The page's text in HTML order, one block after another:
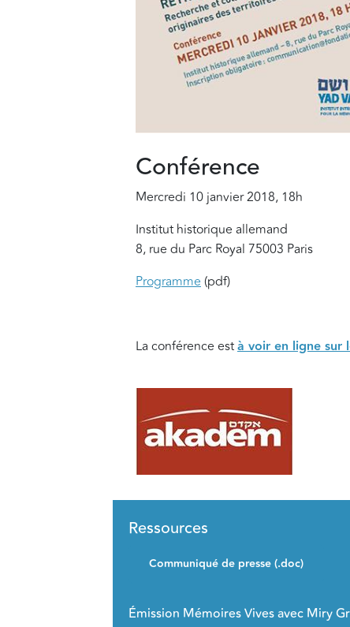
Conférence
Mercredi 10 janvier 2018, 18h
Institut historique allemand
8, rue du Parc Royal 75003 Paris
Programme(pdf)
La conférence està voir en ligne sur
Ressources
Communiqué de presse (.doc)
Émission Mémoires Vives avec Miry